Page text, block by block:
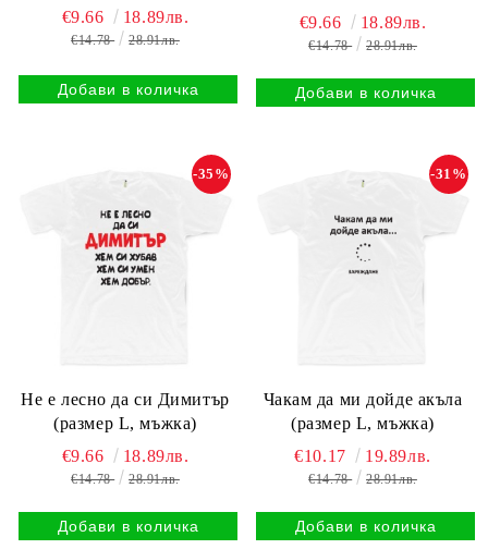
€9.66 18.89лв.
€14.78 28.91лв.
€9.66 18.89лв.
€14.78 28.91лв.
Не е лесно да си Димитър
(размер L, мъжка)
-35%
€9.66 18.89лв.
€14.78 28.91лв.
Чакам да ми дойде акъла
(размер L, мъжка)
-31%
€10.17 19.89лв.
€14.78 28.91лв.